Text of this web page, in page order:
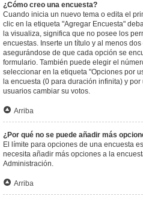
¿Cómo creo una encuesta?
Cuando inicia un nuevo tema o edita el
clic en la etiqueta "Agregar Encuesta"
la visualiza, significa que no posee los
encuestas. Inserte un título y al menos
asegurándose de que cada opción se
formulario. También puede elegir el
seleccionar en la etiqueta "Opciones por
la encuesta (0 para duración infinita) y
usuarios cambiar su votos.
Arriba
¿Por qué no se puede añadir más
El límite para opciones de una encuesta
necesita añadir más opciones a la
Administración.
Arriba